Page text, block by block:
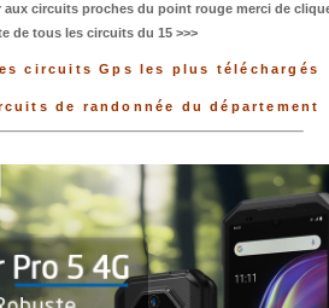
aux circuits proches du point rouge merci de
de tous les circuits du 15 >>>
circuits Gps les plus téléchargés
de randonnée du département